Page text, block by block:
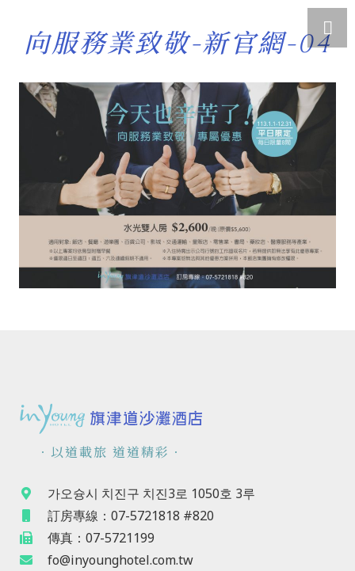
向服務業致敬-新官網-04
．以道載旅 道道精彩．
가오슝시 치진구 치진3로 1050호 3루
訂房專線：07-5721818 #820
傳真：07-5721199
fo@inyounghotel.com.tw